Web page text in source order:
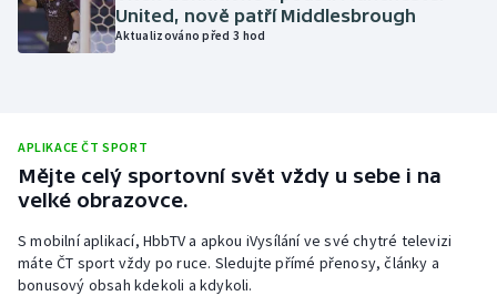
Plavání
Ragby
Rychlobruslení
Rychlostní kanoistika
United, nově patří Middlesbrough
Aktualizováno před 3 hod
APLIKACE ČT SPORT
Mějte celý sportovní svět vždy u sebe i na
velké obrazovce.
S mobilní aplikací, HbbTV a apkou iVysílání ve své chytré televizi
máte ČT sport vždy po ruce. Sledujte přímé přenosy, články a
bonusový obsah kdekoli a kdykoli.